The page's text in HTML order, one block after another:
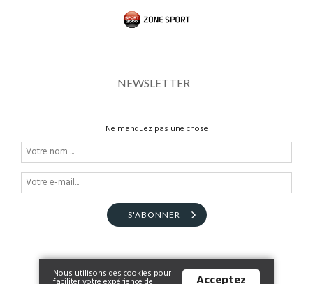
NEWSLETTER
Ne manquez pas une chose
S'ABONNER
Nous utilisons des cookies pour